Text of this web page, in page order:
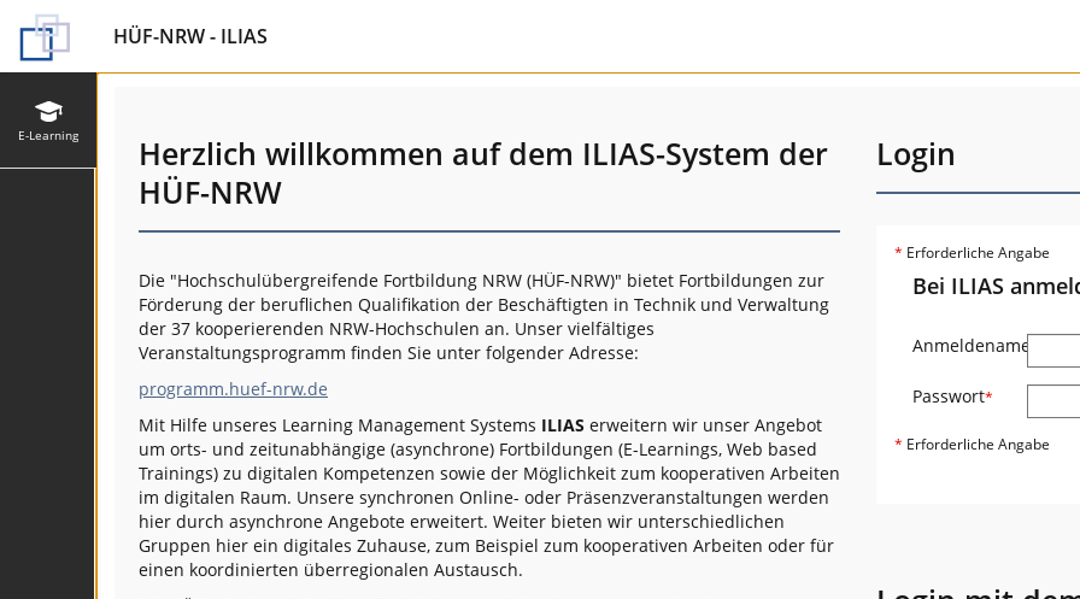
HÜF-NRW - ILIAS
E-Learning
Herzlich willkommen auf dem ILIAS-System der
HÜF-NRW
Die "Hochschulübergreifende Fortbildung NRW (HÜF-NRW)" bietet Fortbildungen zur
Förderung der beruflichen Qualifikation der Beschäftigten in Technik und Verwaltung
der 37 kooperierenden NRW-Hochschulen an. Unser vielfältiges
Veranstaltungsprogramm finden Sie unter folgender Adresse:
programm.huef-nrw.de
Mit Hilfe unseres Learning Management Systems ILIAS erweitern wir unser Angebot
um orts- und zeitunabhängige (asynchrone) Fortbildungen (E-Learnings, Web based
Trainings) zu digitalen Kompetenzen sowie der Möglichkeit zum kooperativen Arbeiten
im digitalen Raum. Unsere synchronen Online- oder Präsenzveranstaltungen werden
hier durch asynchrone Angebote erweitert. Weiter bieten wir unterschiedlichen
Gruppen hier ein digitales Zuhause, zum Beispiel zum kooperativen Arbeiten oder für
einen koordinierten überregionalen Austausch.
Login
* Erforderliche Angabe
Bei ILIAS
Anmeldename
Passwort*
* Erforderliche Angabe